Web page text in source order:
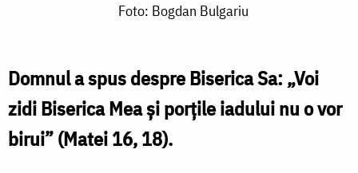
Foto: Bogdan Bulgariu
Domnul a spus despre Biserica Sa: „Voi
zidi Biserica Mea și porțile iadului nu o vor
birui” (Matei 16, 18).